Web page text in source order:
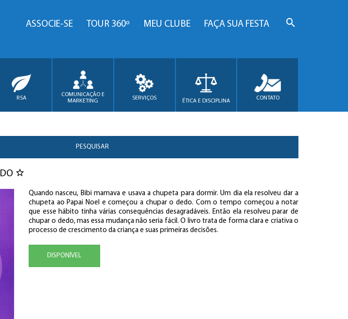
ASSOCIE-SE TOUR 360º MEU CLUBE FAÇA SUA FESTA
RSA
COMUNICAÇÃO E
MARKETING
SERVIÇOS ÉTICA E DISCIPLINA CONTATO
PESQUISAR
Quando nasceu, Bibi mamava e usava a chupeta para dormir. Um dia ela resolveu dar a
chupeta ao Papai Noel e começou a chupar o dedo. Com o tempo começou a notar
que esse hábito tinha várias consequências desagradáveis. Então ela resolveu parar de
chupar o dedo, mas essa mudança não seria fácil. O livro trata de forma clara e criativa o
processo de crescimento da criança e suas primeiras decisões.
DISPONÍVEL